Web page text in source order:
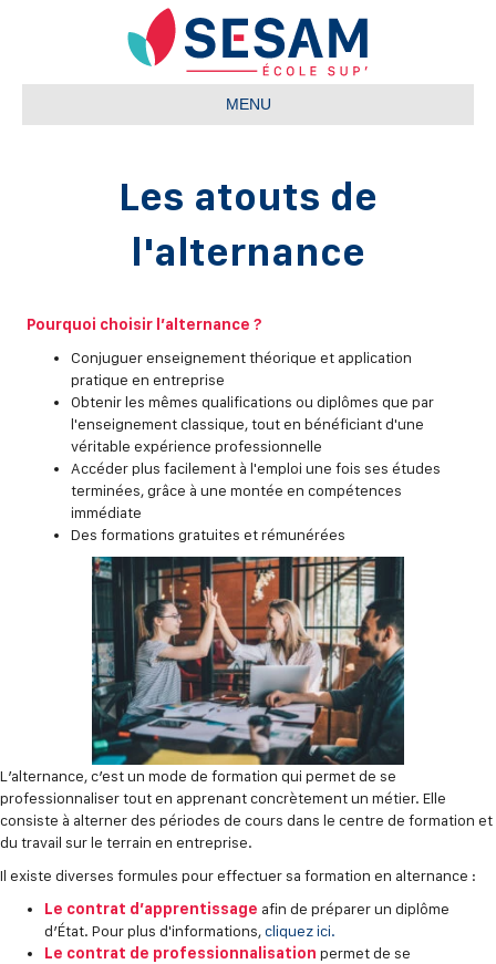
MENU
Les atouts de
l'alternance
Pourquoi choisir l’alternance ?
Conjuguer enseignement théorique et application
pratique en entreprise
Obtenir les mêmes qualifications ou diplômes que par
l'enseignement classique, tout en bénéficiant d'une
véritable expérience professionnelle
Accéder plus facilement à l'emploi une fois ses études
terminées, grâce à une montée en compétences
immédiate
Des formations gratuites et rémunérées
L’alternance, c’est un mode de formation qui permet de se
professionnaliser tout en apprenant concrètement un métier. Elle
consiste à alterner des périodes de cours dans le centre de formation et
du travail sur le terrain en entreprise.
Il existe diverses formules pour effectuer sa formation en alternance :
Le contrat d’apprentissage afin de préparer un diplôme
d’État. Pour plus d'informations,cliquez ici.
Le contrat de professionnalisation permet de se